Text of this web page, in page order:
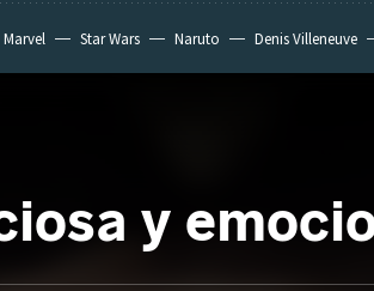
Marvel Star Wars Naruto Denis Villeneuve
y